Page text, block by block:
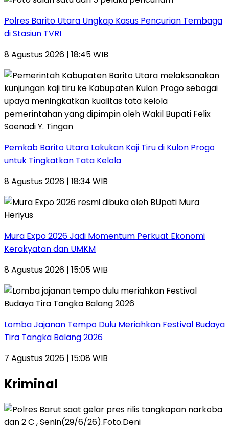
Polres Barito Utara Ungkap Kasus Pencurian Tembaga
di Stasiun TVRI
8 Agustus 2026 | 18:45 WIB
Pemkab Barito Utara Lakukan Kaji Tiru di Kulon Progo
untuk Tingkatkan Tata Kelola
8 Agustus 2026 | 18:34 WIB
Mura Expo 2026 Jadi Momentum Perkuat Ekonomi
Kerakyatan dan UMKM
8 Agustus 2026 | 15:05 WIB
Lomba Jajanan Tempo Dulu Meriahkan Festival Budaya
Tira Tangka Balang 2026
7 Agustus 2026 | 15:08 WIB
Kriminal